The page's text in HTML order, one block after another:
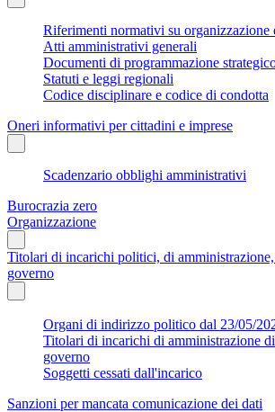
Riferimenti normativi su organizzazione
Atti amministrativi generali
Documenti di programmazione
Statuti e leggi regionali
Codice disciplinare e codice di condotta
Oneri informativi per cittadini e imprese
Scadenzario obblighi amministrativi
Burocrazia zero
Organizzazione
Titolari di incarichi politici, di
governo
Organi di indirizzo politico dal 23/05/
Titolari di incarichi di amministrazione
governo
Soggetti cessati dall'incarico
Sanzioni per mancata comunicazione dei dati